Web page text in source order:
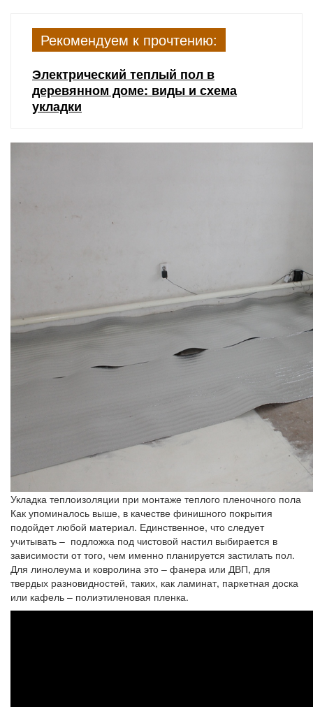
Рекомендуем к прочтению:
Электрический теплый пол в
деревянном доме: виды и схема
укладки
Укладка теплоизоляции при монтаже теплого пленочного пола
Как упоминалось выше, в качестве финишного покрытия
подойдет любой материал. Единственное, что следует
учитывать – подложка под чистовой настил выбирается в
зависимости от того, чем именно планируется застилать пол.
Для линолеума и ковролина это – фанера или ДВП, для
твердых разновидностей, таких, как ламинат, паркетная доска
или кафель – полиэтиленовая пленка.